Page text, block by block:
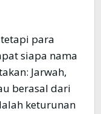
siapa nama
Jarwah,
berasal dari
keturunan